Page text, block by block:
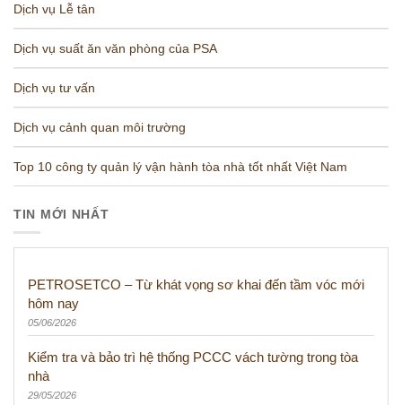
Dịch vụ Lễ tân
Dịch vụ suất ăn văn phòng của PSA
Dịch vụ tư vấn
Dịch vụ cảnh quan môi trường
Top 10 công ty quản lý vận hành tòa nhà tốt nhất Việt Nam
TIN MỚI NHẤT
PETROSETCO – Từ khát vọng sơ khai đến tầm vóc mới
hôm nay
05/06/2026
Kiểm tra và bảo trì hệ thống PCCC vách tường trong tòa
nhà
29/05/2026